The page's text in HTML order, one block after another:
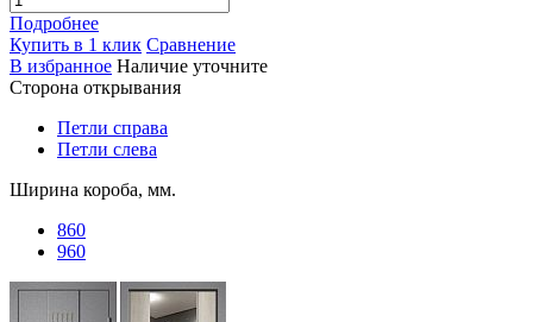
Подробнее
Купить в 1 клик Сравнение
В избранное Наличие уточните
Сторона открывания
Петли справа
Петли слева
Ширина короба, мм.
860
960